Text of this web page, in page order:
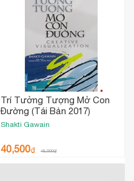
Trí Tưởng Tượng Mở Con
Đường (Tái Bản 2017)
Shakti Gawain
40,500₫ 48,000₫